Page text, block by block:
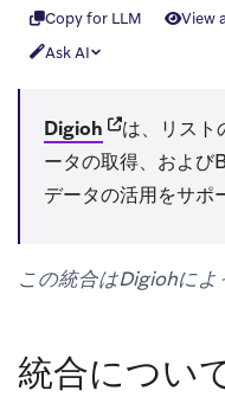
Copy for LLM View
Ask AI
Digioh (opens in
は、リスト
ータの取得、および
データの活用をサポ
この統合はDigiohによ
統合につい